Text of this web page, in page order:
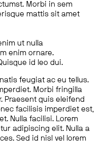
Morbi in sem
mattis sit amet
ut nulla
enim ornare.
id leo dui.
feugiat ac eu tellus.
Morbi fringilla
Praesent quis eleifend
facilisis imperdiet est,
Nulla facilisi. Lorem
adipiscing elit. Nulla a
Sed id nisl vel lorem